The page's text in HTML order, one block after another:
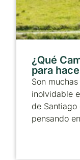
¿Qué
para
Son
inolvidable
de
pensando